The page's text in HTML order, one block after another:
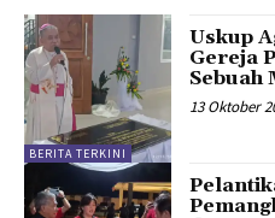
BERITA TERKINI
Uskup
Gereja
Sebuah
13 Oktober